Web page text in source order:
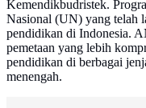
Kemendikbudristek.
Nasional (UN) yang telah
pendidikan di Indonesia.
pemetaan yang lebih
pendidikan di berbagai
menengah.